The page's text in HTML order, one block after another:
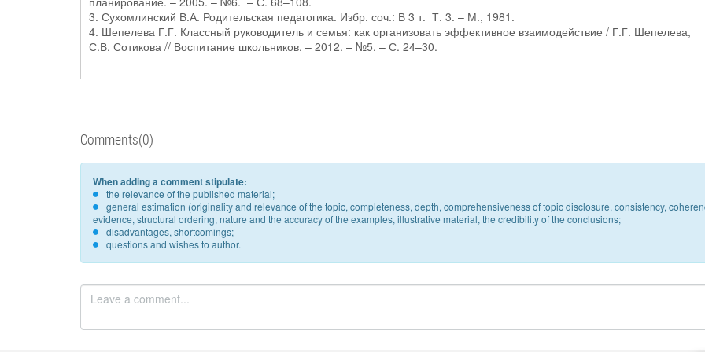
3. Сухомлинский В.А. Родительская педагогика. Избр. соч.: В 3 т. Т. 3. – М., 1981.
4. Шепелева Г.Г. Классный руководитель и семья: как организовать эффективное взаимодействие / Г.Г. Шепелева,
С.В. Сотикова // Воспитание школьников. – 2012. – №5. – С. 24–30.
Comments(0)
When adding a comment stipulate:
the relevance of the published material;
general estimation (originality and relevance of the topic, completeness, depth, comprehensiveness of topic disclosure, consistency,
evidence, structural ordering, nature and the accuracy of the examples, illustrative material, the credibility of the conclusions;
disadvantages, shortcomings;
questions and wishes to author.